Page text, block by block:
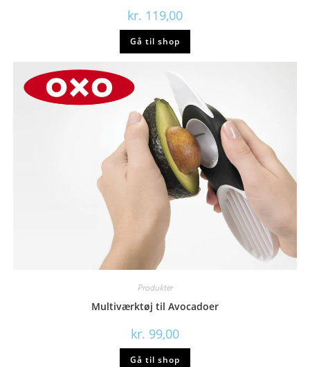
kr. 119,00
Gå til shop
Produkter
Multiværktøj til Avocadoer
kr. 99,00
Gå til shop